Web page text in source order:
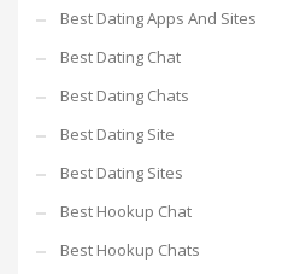
Best Dating Apps And Sites
Best Dating Chat
Best Dating Chats
Best Dating Site
Best Dating Sites
Best Hookup Chat
Best Hookup Chats